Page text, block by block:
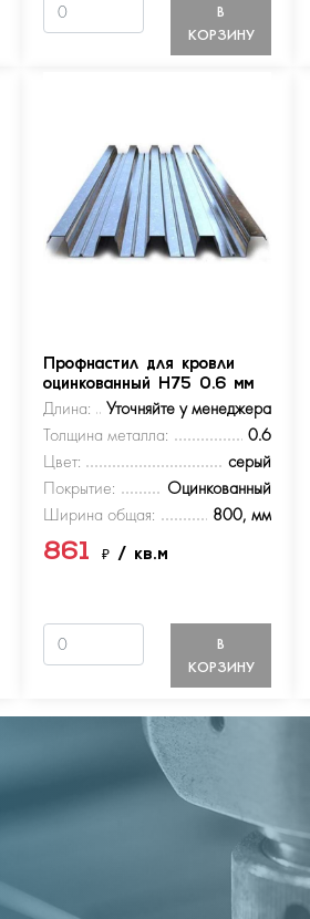
В
КОРЗИНУ
Профнастил для кровли
оцинкованный Н75 0.6 мм
Длина:
Уточняйте у менеджера
Толщина металла:
0.6
Цвет:
серый
Покрытие:
Оцинкованный
Ширина общая:
800, мм
861₽/ кв.м
В
КОРЗИНУ